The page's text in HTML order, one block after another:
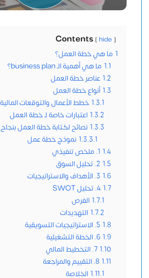
Contents hide
1 ما هي خطة العمل؟
1.1 ما هي أهمية الـ business plan؟
1.2 عناصر خطة العمل
1.3 أنواع خطة العمل
1.3.1 خطط الأعمال والتوقعات المالية
1.3.2 اعتبارات خاصة لـ خطة العمل
1.3.3 نصائح لكتابة خطة العمل بنجاح
1.3.3.1 نموذج خطة عمل
1.4 1. ملخص تنفيذي
1.5 2. تحليل السوق
1.6 3. الأهداف والاستراتيجيات
1.7 4. تحليل SWOT
1.7.1 الفرص
1.7.2 التهديدات
1.8 5. الاستراتيجيات التسويقية
1.9 6. الخطة التشغيلية
1.10 7. التخطيط المالي
1.11 8. التقييم والمراجعة
1.11.1 الخلاصة